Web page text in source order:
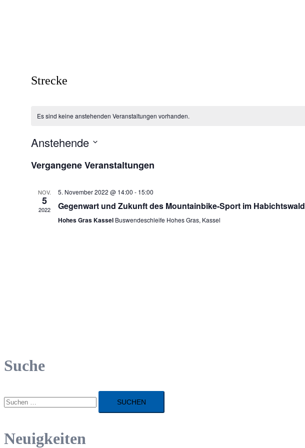
Strecke
Es sind keine anstehenden Veranstaltungen vorhanden.
Anstehende
wählen.
Vergangene Veranstaltungen
NOV.
5
2022
5. November 2022 @ 14:00 - 15:00
Gegenwart und Zukunft des Mountainbike-Sport im Habichtswald
Hohes Gras Kassel Buswendeschleife Hohes Gras, Kassel
Suche
Suchen
nach:
Neuigkeiten